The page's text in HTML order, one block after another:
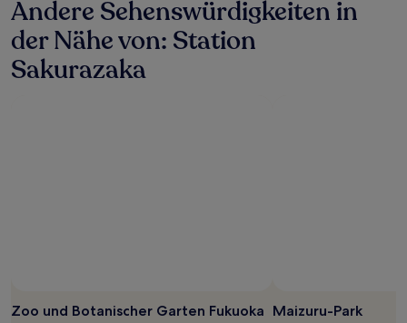
Andere Sehenswürdigkeiten in
der Nähe von: Station
Sakurazaka
Zoo und Botanischer Garten Fukuoka Maizuru-Park